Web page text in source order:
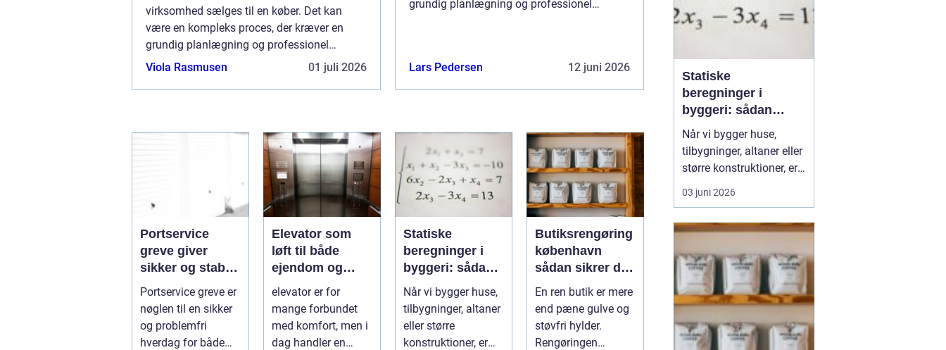
virksomhed sælges til en køber. Det kan
være en kompleks proces, der kræver en
grundig planlægning og professionel
rådgivning. Virksomhedssalg kan være en
Viola Rasmusen 01 juli 2026
grundig planlægning og professionel
Lars Pedersen 12 juni 2026
Portservice
greve giver
sikker og stabil
hverdag for
porte
Portservice greve er
nøglen til en sikker
og problemfri
hverdag for både
Elevator som
løft til både
ejendom og
hverdag
elevator er for
mange forbundet
med komfort, men i
dag handler en
Statiske
beregninger i
byggeri: sådan
skaber de
sikkerhed og
tryghed
Når vi bygger huse,
tilbygninger, altaner
eller større
konstruktioner, er
Butiksrengøring
københavn
sådan sikrer du
en indbydende
butik hver dag
En ren butik er mere
end pæne gulve og
støvfri hylder.
Rengøringen
Statiske
beregninger i
byggeri: sådan
skaber de sikkerhed
og tryghed
Når vi bygger huse,
tilbygninger, altaner eller
større konstruktioner, er
der én ting, der altid skal
være på plads:
statiske beregninger en
central rolle. De v...
03 juni 2026